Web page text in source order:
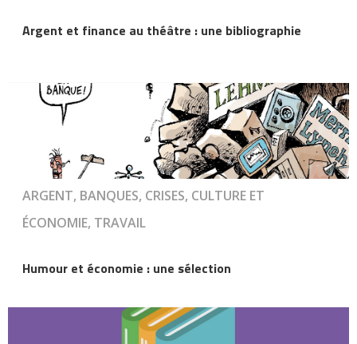
Argent et finance au théâtre : une bibliographie
ARGENT, BANQUES, CRISES, CULTURE ET
ÉCONOMIE, TRAVAIL
Humour et économie : une sélection